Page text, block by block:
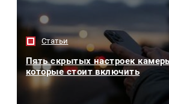
Статьи
Пять скрытых настроек
которые стоит включить